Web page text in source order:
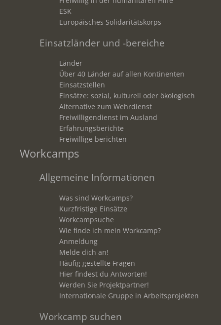
ESK
Europäisches Solidaritätskorps
Einsatzländer und -bereiche
Länder
Über 40 Länder auf allen Kontinenten
Einsatzstellen
Einsätze: sozial, kulturell oder ökologisch
Alternative zum Wehrdienst
Freiwilligendienst im Ausland
Erfahrungsberichte
Freiwillige berichten
Workcamps
Allgemeine Informationen
Was sind Workcamps?
Kurzfristige Einsätze
Workcampsuche
Wie finde ich mein Workcamp?
Anmeldung
Melde dich an!
Häufig gestellte Fragen
Hier findest du Antworten!
Werden Sie Projektpartner!
Internationale Gruppe in Arbeitsprojekten
Workcamp suchen